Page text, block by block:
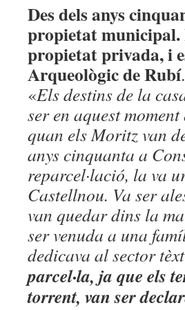
Des dels anys
propietat municipal.
propietat privada, i
Arqueològic de Rubí
«Els destins de la
ser en aquest
quan els Moritz van
anys cinquanta a
reparcel·lació, la va
Castellnou. Va ser
van quedar dins la
ser venuda a una
dedicava al sector
parcel·la, ja que els
torrent, van ser